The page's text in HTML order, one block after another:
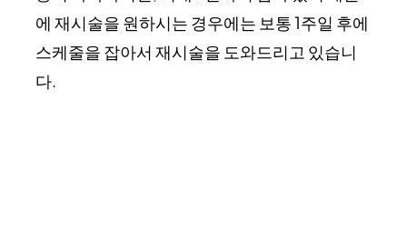
에 재시술을 원하시는 경우에는 보통 1주일 후에
스케줄을 잡아서 재시술을 도와드리고 있습니
다.